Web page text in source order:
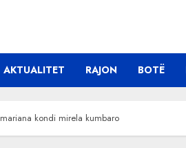
AKTUALITET RAJON BOTË
mariana kondi mirela kumbaro